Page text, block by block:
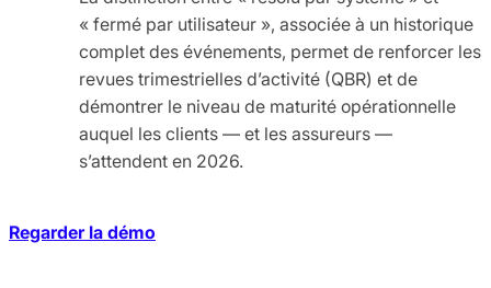
« fermé par utilisateur », associée à un historique
complet des événements, permet de renforcer les
revues trimestrielles d’activité (QBR) et de
démontrer le niveau de maturité opérationnelle
auquel les clients — et les assureurs —
s’attendent en 2026.
Regarder la démo